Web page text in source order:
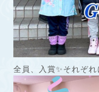
全員、入賞✨それぞ